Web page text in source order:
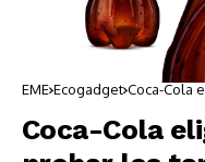
EME Ecogadget Coca-Cola
Coca-Cola